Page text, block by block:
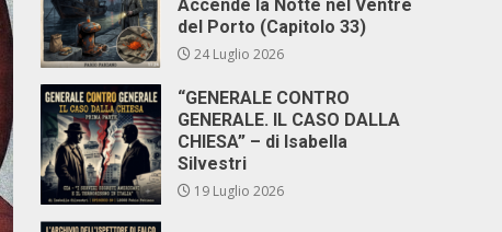
Accende la Notte nel Ventre
del Porto (Capitolo 33)
24 Luglio 2026
“GENERALE CONTRO
GENERALE. IL CASO DALLA
CHIESA” – di Isabella
Silvestri
19 Luglio 2026